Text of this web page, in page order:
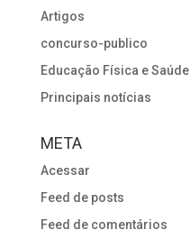
Artigos
concurso-publico
Educação Física e Saúde
Principais notícias
META
Acessar
Feed de posts
Feed de comentários